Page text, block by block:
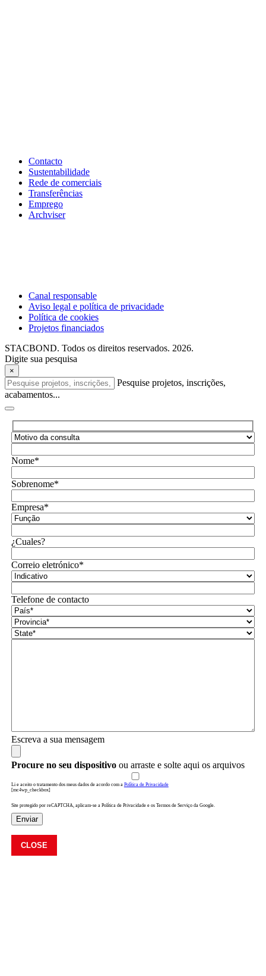
Contacto
Sustentabilidade
Rede de comerciais
Transferências
Emprego
Archviser
Canal responsable
Aviso legal e política de privacidade
Política de cookies
Projetos financiados
STACBOND. Todos os direitos reservados. 2026.
Digite sua pesquisa
×
Pesquise projetos, inscrições,
acabamentos...
Nome*
Sobrenome*
Empresa*
¿Cuales?
Correio eletrónico*
Telefone de contacto
Escreva a sua mensagem
Procure no seu dispositivoou arraste e solte aqui os arquivos
Li e aceito o tratamento dos meus dados de acordo com a Política de Privacidade
[mc4wp_checkbox]
Site protegido por reCAPTCHA, aplicam-se a Política de Privacidade e os Termos de Serviço da Google.
Enviar
CLOSE